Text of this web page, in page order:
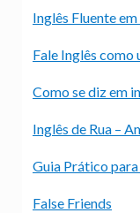
Inglês Fluente
Fale Inglês como
Como se diz em
Inglês de Rua –
Guia Prático
False Friends